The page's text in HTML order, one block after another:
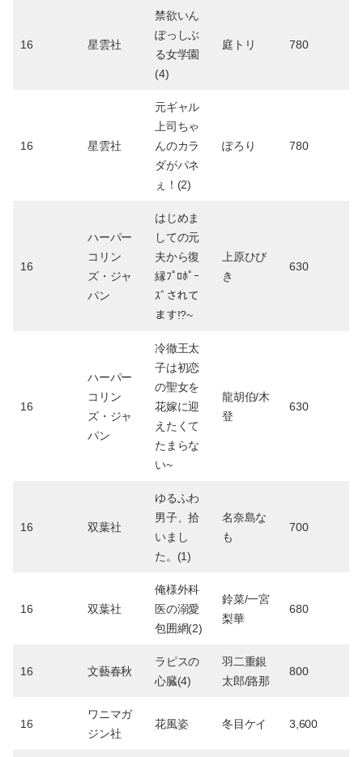
16 星雲社
禁欲いん
ぽっしぶ
る女学園
(4)
庭トリ 780
16 星雲社
元ギャル
上司ちゃ
んのカラ
ダがパネ
ぇ！(2)
ぽろり 780
16
ハーパー
コリン
ズ・ジャ
パン
はじめま
しての元
夫から復
縁ﾌﾟﾛﾎﾟｰ
ｽﾞされて
ます!?~
上原ひび
き
630
16
ハーパー
コリン
ズ・ジャ
パン
冷徹王太
子は初恋
の聖女を
花嫁に迎
えたくて
たまらな
い~
龍胡伯/木
登
630
16 双葉社
ゆるふわ
男子、拾
いまし
た。(1)
名奈島な
も
700
16 双葉社
俺様外科
医の溺愛
包囲網(2)
鈴菜/一宮
梨華
680
16 文藝春秋
ラピスの
心臓(4)
羽二重銀
太郎/路那
800
16
ワニマガ
ジン社
花風姿 冬目ケイ 3,600